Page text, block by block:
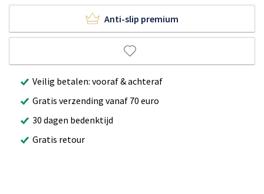
Anti-slip premium
Veilig betalen: vooraf & achteraf
Gratis verzending vanaf 70 euro
30 dagen bedenktijd
Gratis retour